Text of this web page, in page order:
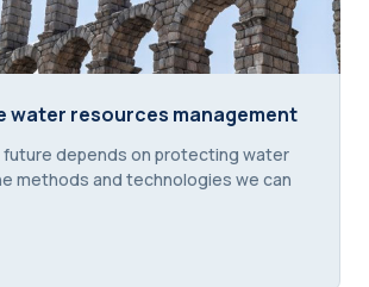
water resources management
water resources management
text:
future depends on protecting water
methods and technologies we can